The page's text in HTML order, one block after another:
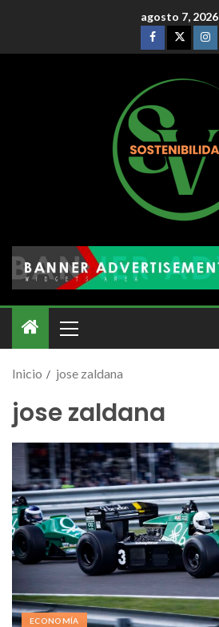
agosto 7, 2026
Inicio jose zaldana
jose zaldana
ECONOMÍA